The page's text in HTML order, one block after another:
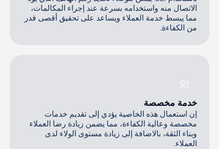
الاتصال منه واستخدامه بسرعة عند إجراء المكالمات،
مما يبسط خدمة العملاء ويساعد على تحقيق أقصى قدر
من الكفاءة.
خدمة مخصصة
إن استعمال هذه الخاصية يؤدي إلى تقديم خدمات
مخصصة وعالية الكفاءة، مما يضمن زيادة رضا العملاء
وبناء الثقة، بالاضافة إلى زيادة مستوى الولاء لدى
العملاء.